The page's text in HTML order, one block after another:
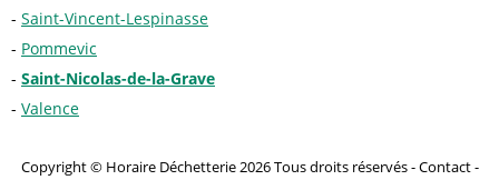
Saint-Vincent-Lespinasse
Pommevic
Saint-Nicolas-de-la-Grave
Valence
Copyright © Horaire Déchetterie 2026 Tous droits réservés -Contact-